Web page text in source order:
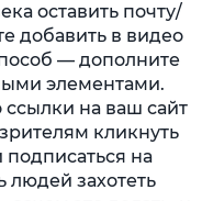
оставить почту/
добавить в видео
— дополните
элементами.
на ваш сайт
кликнуть
подписаться на
людей захотеть